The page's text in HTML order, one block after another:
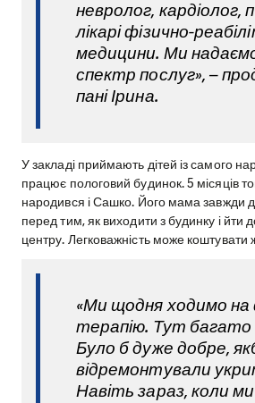
невролог, кардіолог,
лікарі фізично-
медицини. Ми
спектр послуг», –
пані Ірина.
У закладі приймають дітей із самого
працює пологовий будинок. 5 місяців
народився і Сашко. Його мама завжди
перед тим, як виходити з будинку і йти
центру. Легковажність може коштувати
«Ми щодня ходимо на
терапію. Тут багато
Було б дуже добре,
відремонтували
Навіть зараз, коли ми